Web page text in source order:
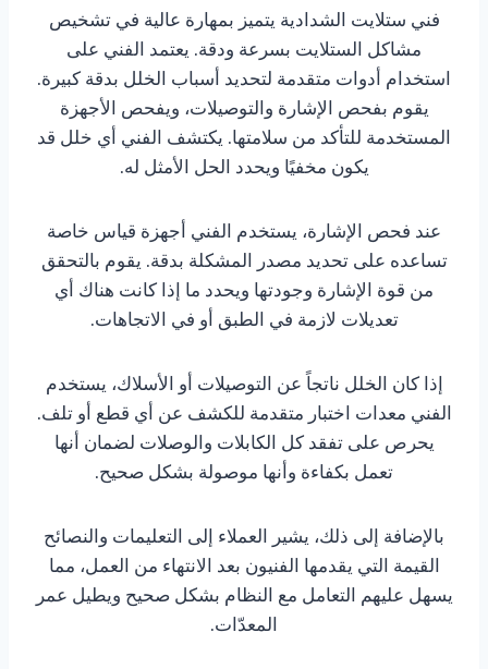
فني ستلايت الشدادية يتميز بمهارة عالية في تشخيص
مشاكل الستلايت بسرعة ودقة. يعتمد الفني على
استخدام أدوات متقدمة لتحديد أسباب الخلل بدقة كبيرة.
يقوم بفحص الإشارة والتوصيلات، ويفحص الأجهزة
المستخدمة للتأكد من سلامتها. يكتشف الفني أي خلل قد
يكون مخفيًا ويحدد الحل الأمثل له.
عند فحص الإشارة، يستخدم الفني أجهزة قياس خاصة
تساعده على تحديد مصدر المشكلة بدقة. يقوم بالتحقق
من قوة الإشارة وجودتها ويحدد ما إذا كانت هناك أي
تعديلات لازمة في الطبق أو في الاتجاهات.
إذا كان الخلل ناتجاً عن التوصيلات أو الأسلاك، يستخدم
الفني معدات اختبار متقدمة للكشف عن أي قطع أو تلف.
يحرص على تفقد كل الكابلات والوصلات لضمان أنها
تعمل بكفاءة وأنها موصولة بشكل صحيح.
بالإضافة إلى ذلك، يشير العملاء إلى التعليمات والنصائح
القيمة التي يقدمها الفنيون بعد الانتهاء من العمل، مما
يسهل عليهم التعامل مع النظام بشكل صحيح ويطيل عمر
المعدّات.